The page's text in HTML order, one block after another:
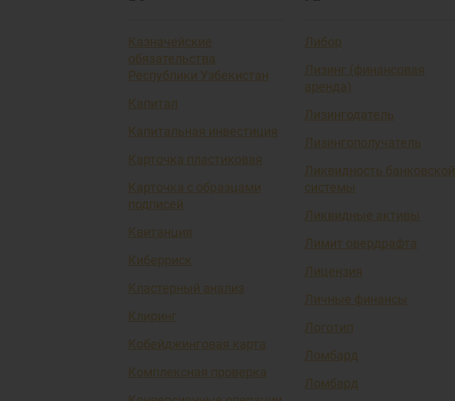
Казначейские
обязательства
Республики Узбекистан
Капитал
Капитальная инвестиция
Карточка пластиковая
Карточка с образцами
подписей
Квитанция
Киберриск
Кластерный анализ
Клиринг
Кобейджинговая карта
Комплексная проверка
Либор
Лизинг (финансовая
аренда)
Лизингодатель
Лизингополучатель
Ликвидность банковской
системы
Ликвидные активы
Лимит овердрафта
Лицензия
Личные финансы
Логотип
Ломбард
Ломбард